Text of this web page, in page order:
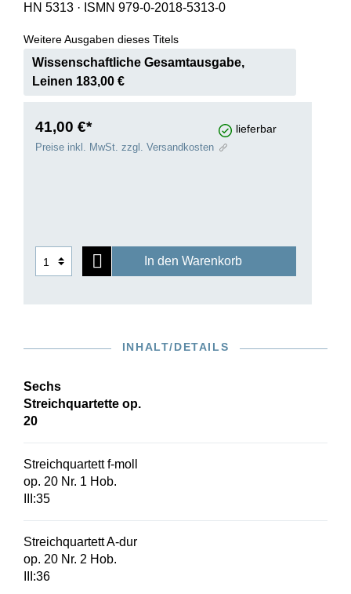
HN 5313 · ISMN 979-0-2018-5313-0
Weitere Ausgaben dieses Titels
Wissenschaftliche Gesamtausgabe,
Leinen 183,00 €
41,00 €* lieferbar
Preise inkl. MwSt. zzgl. Versandkosten
In den Warenkorb
INHALT/DETAILS
Sechs
Streichquartette op.
20
Streichquartett f-moll
op. 20 Nr. 1 Hob.
III:35
Streichquartett A-dur
op. 20 Nr. 2 Hob.
III:36